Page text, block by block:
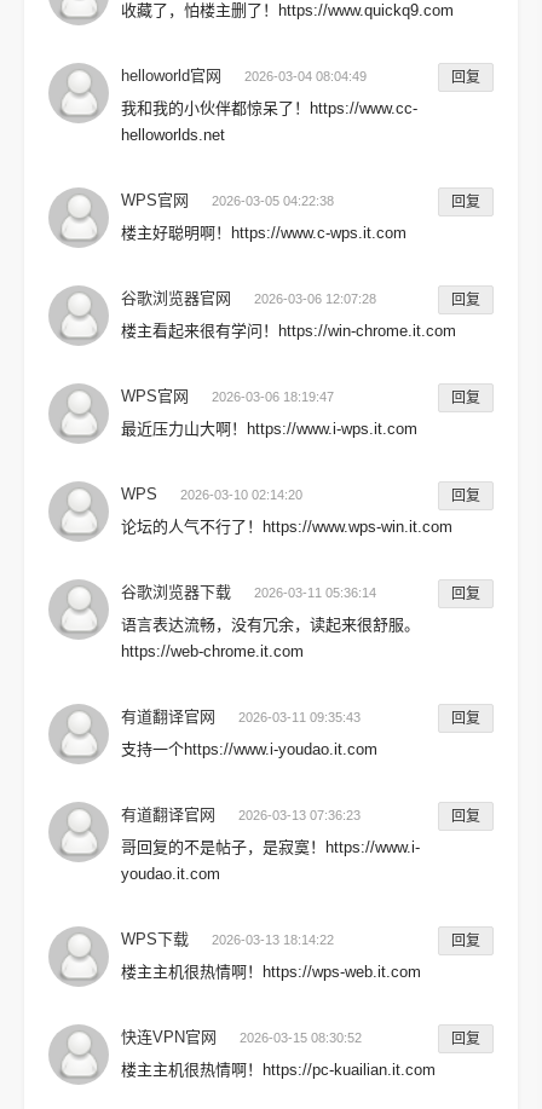
收藏了，怕楼主删了！https://www.quickq9.com
helloworld官网 2026-03-04 08:04:49 回复
我和我的小伙伴都惊呆了！https://www.cc-
helloworlds.net
WPS官网 2026-03-05 04:22:38 回复
楼主好聪明啊！https://www.c-wps.it.com
谷歌浏览器官网 2026-03-06 12:07:28 回复
楼主看起来很有学问！https://win-chrome.it.com
WPS官网 2026-03-06 18:19:47 回复
最近压力山大啊！https://www.i-wps.it.com
WPS 2026-03-10 02:14:20 回复
论坛的人气不行了！https://www.wps-win.it.com
谷歌浏览器下载 2026-03-11 05:36:14 回复
语言表达流畅，没有冗余，读起来很舒服。
https://web-chrome.it.com
有道翻译官网 2026-03-11 09:35:43 回复
支持一个https://www.i-youdao.it.com
有道翻译官网 2026-03-13 07:36:23 回复
哥回复的不是帖子，是寂寞！https://www.i-
youdao.it.com
WPS下载 2026-03-13 18:14:22 回复
楼主主机很热情啊！https://wps-web.it.com
快连VPN官网 2026-03-15 08:30:52 回复
楼主主机很热情啊！https://pc-kuailian.it.com